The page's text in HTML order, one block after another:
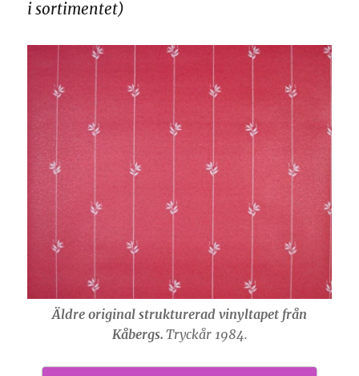
i sortimentet)
Äldre original strukturerad vinyltapet från
Kåbergs. Tryckår 1984.